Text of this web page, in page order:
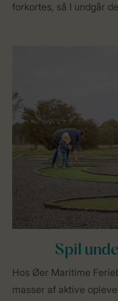
forkortes, så I undgår
Spil
Hos Øer Maritime
masser af aktive